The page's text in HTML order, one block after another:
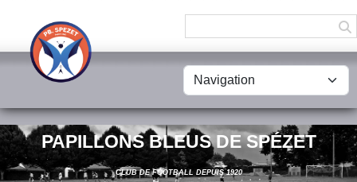
PAPILLONS BLEUS DE SPÉZET
CLUB DE FOOTBALL DEPUIS 1920